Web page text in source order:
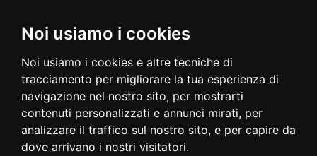
Noi usiamo i cookies
Noi usiamo i cookies e altre tecniche di
tracciamento per migliorare la tua esperienza di
navigazione nel nostro sito, per mostrarti
contenuti personalizzati e annunci mirati, per
analizzare il traffico sul nostro sito, e per capire da
dove arrivano i nostri visitatori.